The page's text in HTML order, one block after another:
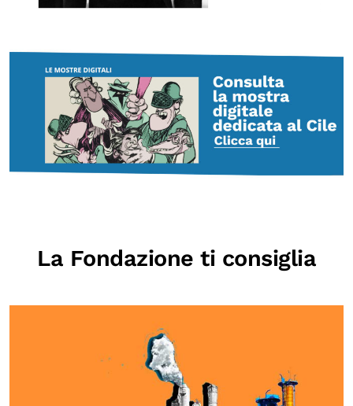
La Fondazione ti consiglia